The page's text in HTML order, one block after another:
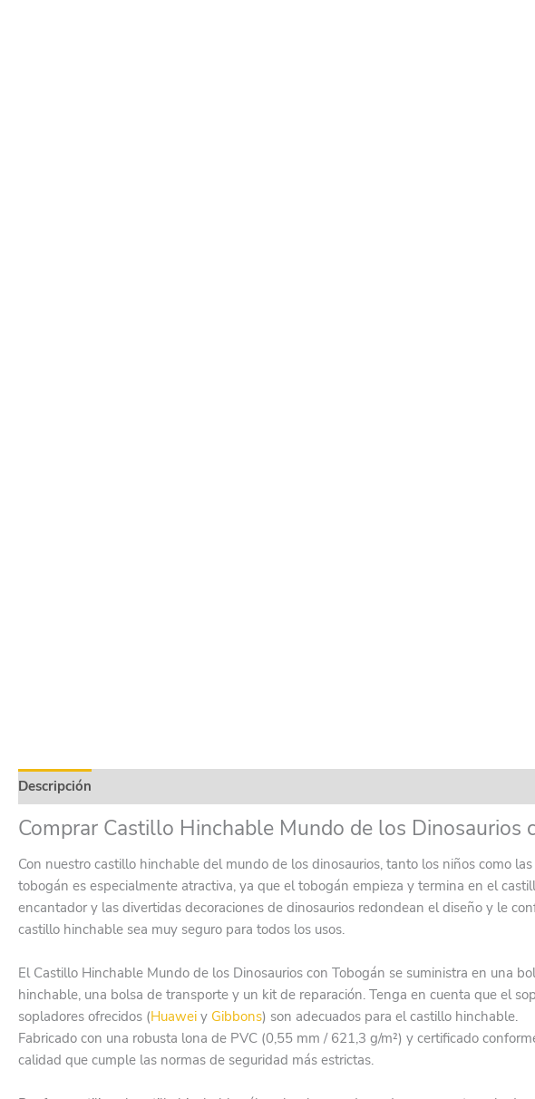
Descripción
Comprar Castillo Hinchable Mundo de los Dinosaurios
Con nuestro castillo hinchable del mundo de los dinosaurios, tanto los niños como
tobogán es especialmente atractiva, ya que el tobogán empieza y termina en el
encantador y las divertidas decoraciones de dinosaurios redondean el diseño y le
castillo hinchable sea muy seguro para todos los usos.
El Castillo Hinchable Mundo de los Dinosaurios con Tobogán se suministra en una
hinchable, una bolsa de transporte y un kit de reparación. Tenga en cuenta que el
sopladores ofrecidos (Huawei y Gibbons) son adecuados para el castillo hinchable.
Fabricado con una robusta lona de PVC (0,55 mm / 621,3 g/m²) y certificado
calidad que cumple las normas de seguridad más estrictas.